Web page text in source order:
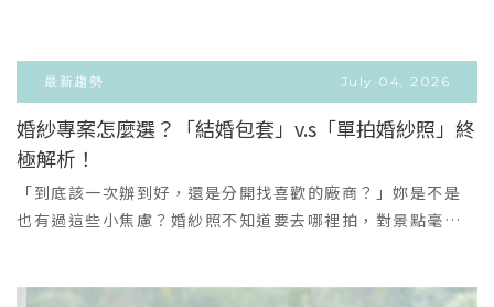
放大框/桌框），由一條龍專業團隊完整打理：👨‍👩‍👧‍👦 經典
全家福：手機裡總不缺照片，但有多久沒有一張「全家人都
到齊、每個人都完美」的正式合照了？不管是送給父母的結
婚週年禮物，還是家族跨世代的傳承合影，我們替你凝結全
家人一瞬間的時光。🤰 溫柔孕婦婚紗：產檢及日常生活都穩
定健康的話建議在懷孕 32-36 週留影。歡迎自備服裝道具與
婦手工婚紗，完美襯托孕媽咪出最優雅的線條，修飾身形，
＋
最新趨勢 July 04, 2026
婚紗專案怎麼選？「結婚包套」v.s「單拍婚紗照」終
極解析！
「到底該一次辦到好，還是分開找喜歡的廠商？」妳是不是
也有過這些小焦慮？婚紗照不知道要去哪裡拍，對景點毫無